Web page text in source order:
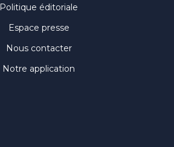
Politique éditoriale
Espace presse
Nous contacter
Notre application